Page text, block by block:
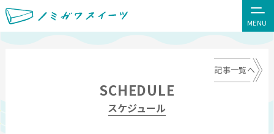
MENU
SCHEDULE
スケジュール
記事一覧へ